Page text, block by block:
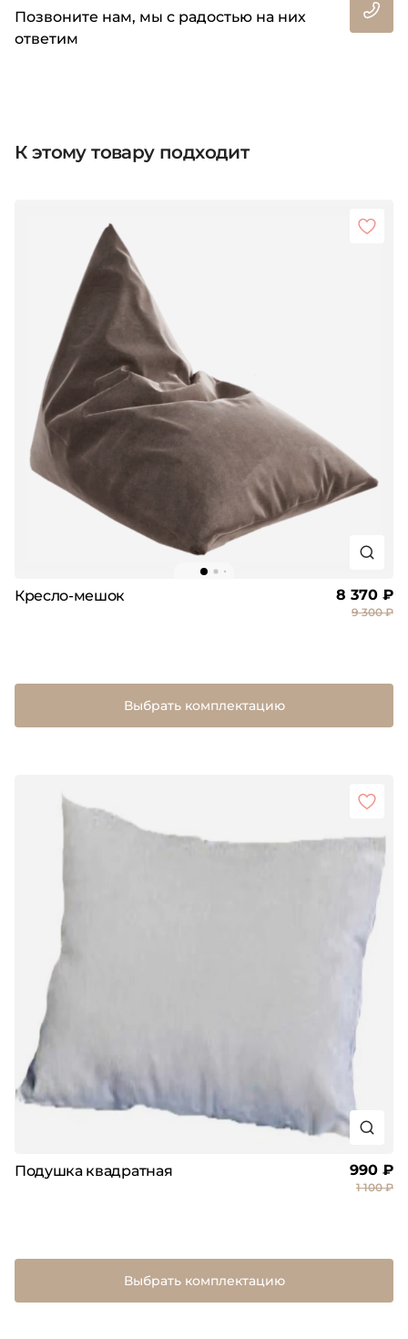
Позвоните нам, мы с радостью на них
ответим
К этому товару подходит
Кресло-мешок 8 370 ₽
9 300 ₽
Выбрать комплектацию
Подушка квадратная 990 ₽
1 100 ₽
Выбрать комплектацию